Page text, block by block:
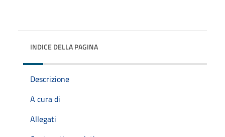
INDICE DELLA PAGINA
Descrizione
A cura di
Allegati